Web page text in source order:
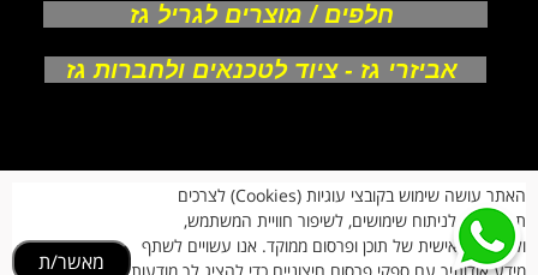
חלפים / מוצרים לגריל גז
אביזרי גז - ציוד לטכנאים ולחברות גז
צור קשר
תקנון חנות
מעקב הזמנות
החזרות וביטולים
האתר עושה שימוש בקובצי עוגיות (Cookies) לצרכים
תפעוליים, לניתוח שימושים, לשיפור חוויית המשתמש,
ולהתאמה אישית של תוכן ופרסום ממוקד. אנו עשויים לשתף
מאשר/ת